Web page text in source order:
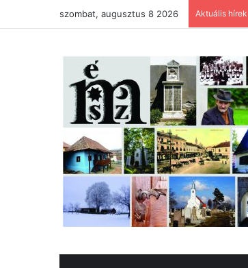
szombat, augusztus 8 2026 Aktuális hírek